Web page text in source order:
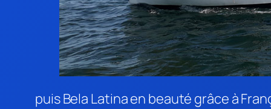
puis Bela Latina en beauté grâce à